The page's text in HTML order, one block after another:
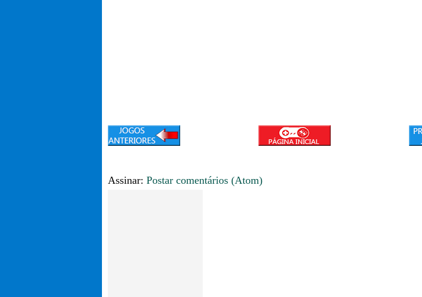
Assinar: Postar comentários (Atom)